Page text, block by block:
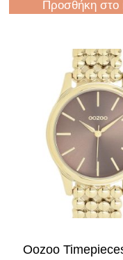
Προσθήκη στο
Oozoo